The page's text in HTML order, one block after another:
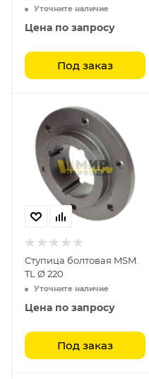
Уточните наличие
Цена по запросу
Под заказ
Ступица болтовая MSM.
TL Ø 220
Уточните наличие
Цена по запросу
Под заказ